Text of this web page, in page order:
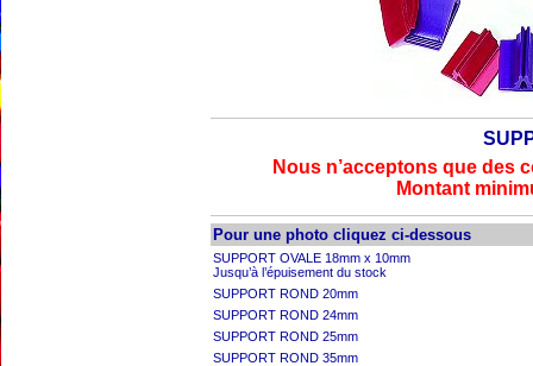
Nous n’acceptons que des
Montant
Pour une photo cliquez ci-dessous
SUPPORT OVALE 18mm x 10mm
Jusqu’à l’épuisement du stock
SUPPORT ROND 20mm
SUPPORT ROND 24mm
SUPPORT ROND 25mm
SUPPORT ROND 35mm